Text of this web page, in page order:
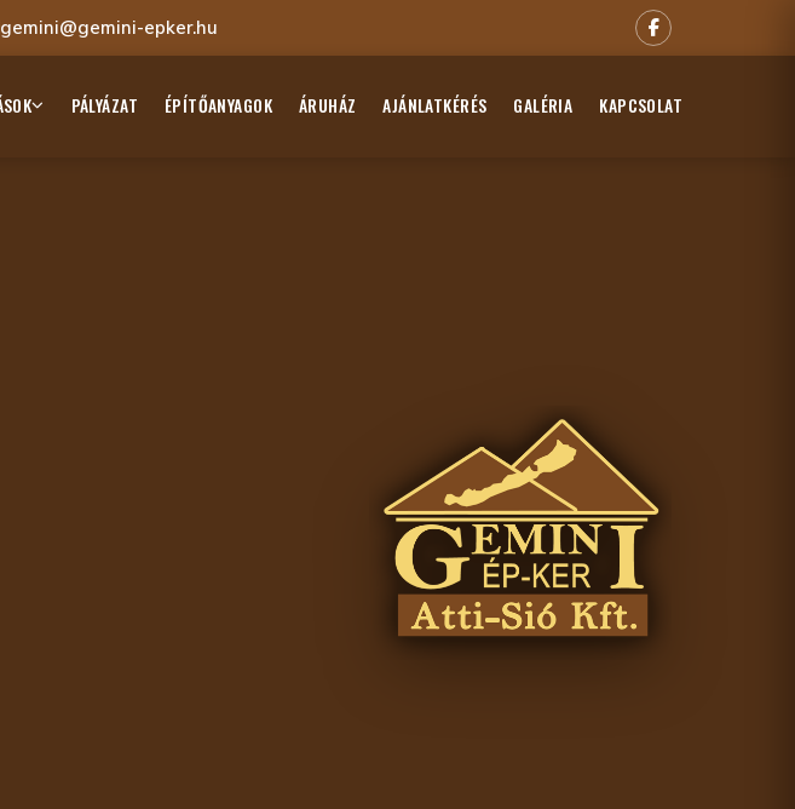
gemini@gemini-epker.hu
PÁLYÁZAT ÉPÍTŐANYAGOK ÁRUHÁZ AJÁNLATKÉRÉS GALÉRIA KAPCSOLAT